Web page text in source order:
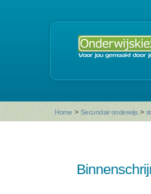
Home > Secundair onderwijs >